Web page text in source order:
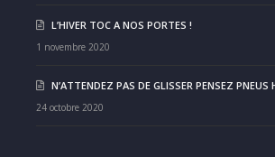
L’HIVER TOC A NOS PORTES !
1 novembre 2020
N’ATTENDEZ PAS DE GLISSER PENSEZ PNEUS
24 octobre 2020